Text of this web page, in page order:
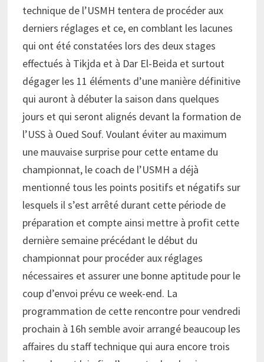
technique de l’USMH tentera de procéder aux
derniers réglages et ce, en comblant les lacunes
qui ont été constatées lors des deux stages
effectués à Tikjda et à Dar El-Beida et surtout
dégager les 11 éléments d’une manière définitive
qui auront à débuter la saison dans quelques
jours et qui seront alignés devant la formation de
l’USS à Oued Souf. Voulant éviter au maximum
une mauvaise surprise pour cette entame du
championnat, le coach de l’USMH a déjà
mentionné tous les points positifs et négatifs sur
lesquels il s’est arrêté durant cette période de
préparation et compte ainsi mettre à profit cette
dernière semaine précédant le début du
championnat pour procéder aux réglages
nécessaires et assurer une bonne aptitude pour le
coup d’envoi prévu ce week-end. La
programmation de cette rencontre pour vendredi
prochain à 16h semble avoir arrangé beaucoup les
affaires du staff technique qui aura encore trois